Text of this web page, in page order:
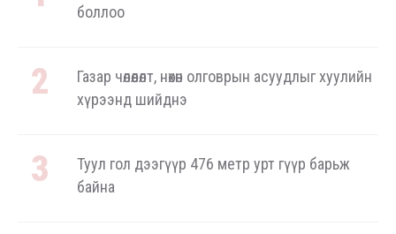
боллоо
Газар чөлөөлөлт, нөхөн олговрын асуудлыг хуулийн
хүрээнд шийднэ
Туул гол дээгүүр 476 метр урт гүүр барьж
байна